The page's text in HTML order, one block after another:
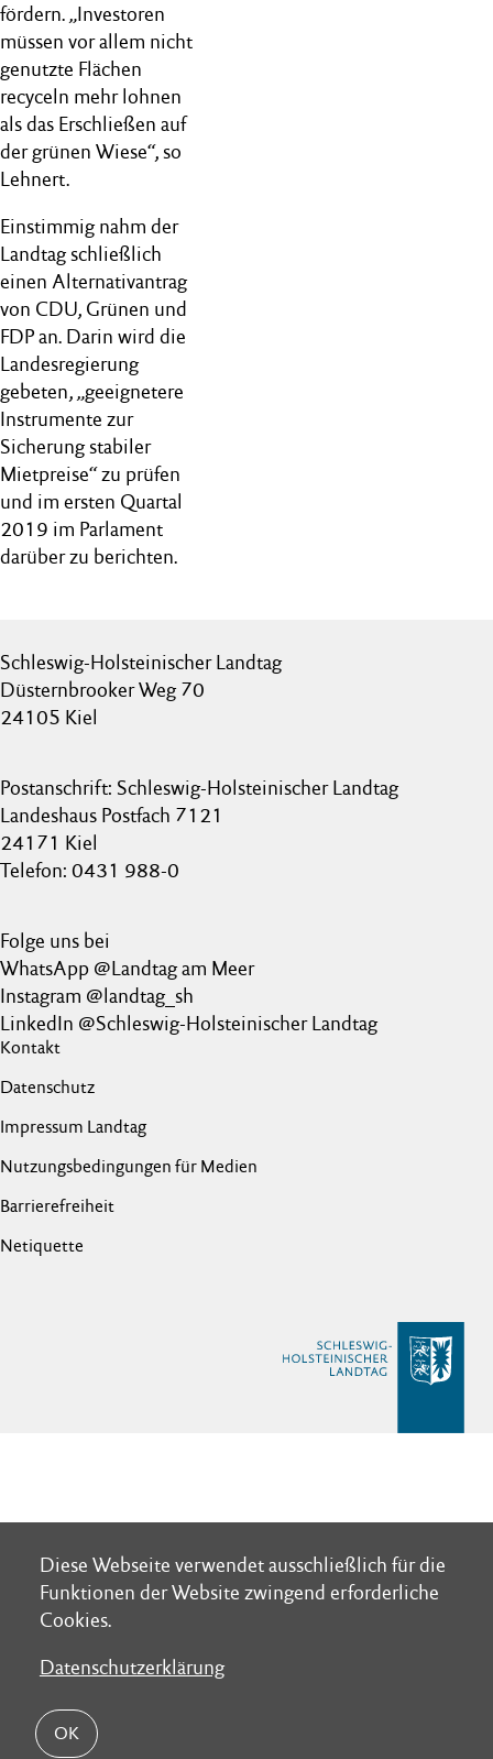
Diese Webseite verwendet ausschließlich für die
Funktionen der Website zwingend erforderliche
Cookies.
Datenschutzerklärung
OK
Diese Webseite verwendet ausschließlich für die
Funktionen der Website zwingend erforderliche
Cookies.
Datenschutzerklärung
OK
fördern. „Investoren
müssen vor allem nicht
genutzte Flächen
recyceln mehr lohnen
als das Erschließen auf
der grünen Wiese“, so
Lehnert.
Einstimmig nahm der
Landtag schließlich
einen Alternativantrag
von CDU, Grünen und
FDP an. Darin wird die
Landesregierung
gebeten, „geeignetere
Instrumente zur
Sicherung stabiler
Mietpreise“ zu prüfen
und im ersten Quartal
2019 im Parlament
darüber zu berichten.
Schleswig-Holsteinischer Landtag
Düsternbrooker Weg 70
24105 Kiel
Postanschrift: Schleswig-Holsteinischer Landtag
Landeshaus Postfach 7121
24171 Kiel
Telefon: 0431 988-0
Folge uns bei
WhatsApp @Landtag am Meer
Instagram @landtag_sh
LinkedIn @Schleswig-Holsteinischer Landtag
Kontakt
Datenschutz
Impressum Landtag
Nutzungsbedingungen für Medien
Barrierefreiheit
Netiquette